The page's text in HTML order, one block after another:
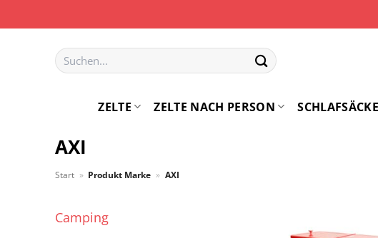
Inhalt
Suchen
nach:
ZELTE ZELTE NACH PERSON SCHLAFSÄCKE
AXI
Start » Produkt Marke » AXI
Camping